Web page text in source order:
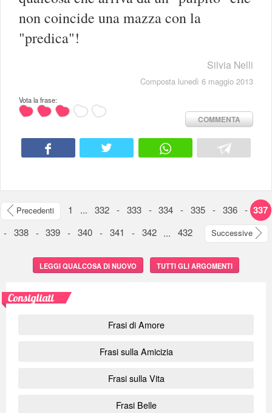
non coincide una mazza con la
"predica"!
Silvia Nelli
Composta lunedì 6 maggio 2013
Vota la frase:
COMMENTA
Precedenti 1 ... 332 - 333 - 334 - 335 - 336 - 337
- 338 - 339 - 340 - 341 - 342 ... 432 Successive
LEGGI QUALCOSA DI NUOVO TUTTI GLI ARGOMENTI
Consigliati
Frasi di Amore
Frasi sulla Amicizia
Frasi sulla Vita
Frasi Belle